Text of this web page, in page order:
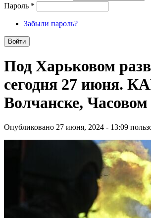
Пароль *
Забыли пароль?
Под Харьковом
сегодня 27 июня.
Волчанске,
Опубликовано 27 июня, 2024 - 13:09